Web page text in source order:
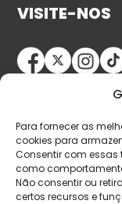
Para fornecer as
cookies para
Consentir com
como
Não consentir ou
certos recursos e
VISITE-NOS
© Copyright